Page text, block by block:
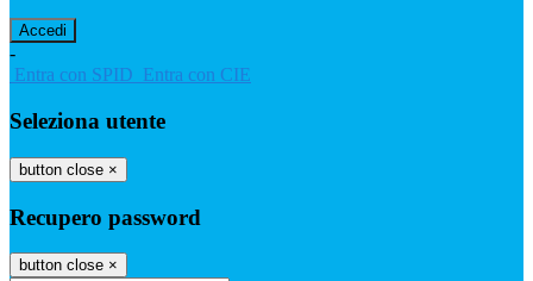
-
Entra con SPID Entra con CIE
Seleziona utente
button close ×
Recupero password
button close ×